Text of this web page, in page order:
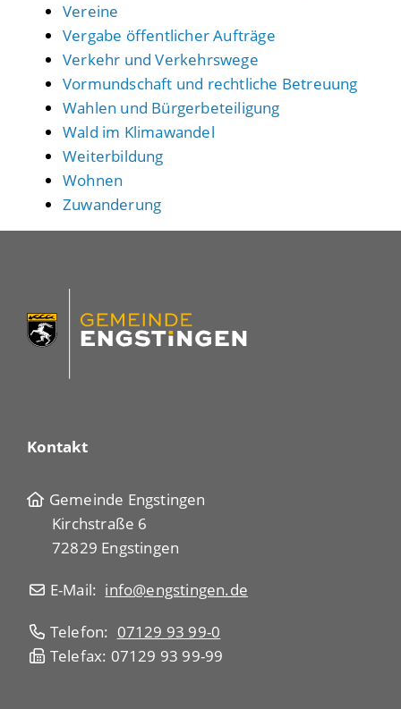
Vereine
Vergabe öffentlicher Aufträge
Verkehr und Verkehrswege
Vormundschaft und rechtliche Betreuung
Wahlen und Bürgerbeteiligung
Wald im Klimawandel
Weiterbildung
Wohnen
Zuwanderung
Kontakt
Gemeinde Engstingen
Kirchstraße 6
72829 Engstingen
E-Mail: info@engstingen.de
Telefon: 07129 93 99-0
Telefax: 07129 93 99-99